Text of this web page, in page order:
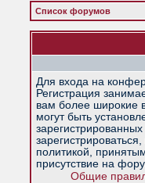
Список форумов
Для входа на
Регистрация
вам более широкие
могут быть
политикой,
присутствие на
Общие